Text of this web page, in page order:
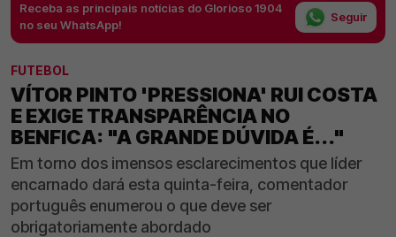
Receba as principais notícias do Glorioso 1904
no seu WhatsApp!
Seguir
FUTEBOL
VÍTOR PINTO 'PRESSIONA' RUI COSTA
E EXIGE TRANSPARÊNCIA NO
BENFICA: "A GRANDE DÚVIDA É..."
Em torno dos imensos esclarecimentos que líder
encarnado dará esta quinta-feira, comentador
português enumerou o que deve ser
obrigatoriamente abordado